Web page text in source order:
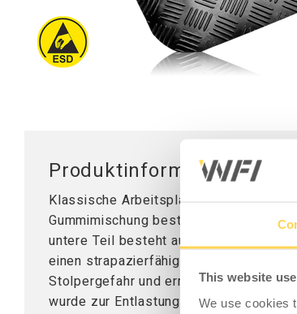
This website
We use cookies
Mobile Arbeitsstationen
Tischplatten
Tischständer
Hubsäule
Produktinformation -
Klassische Arbeitsplatzmatte mit
Gummimischung besteht, für beste
untere Teil besteht aus Zellkautschuk.
einen strapazierfähige und bequeme
Stolpergefahr und ermöglichen den
wurde zur Entlastung entwickelt und